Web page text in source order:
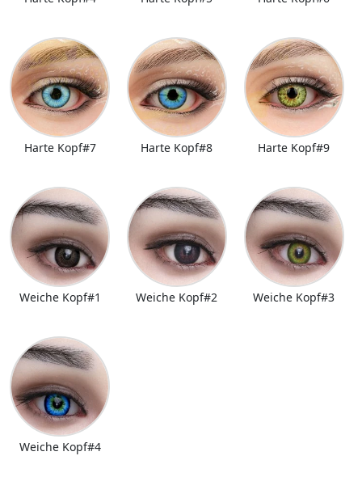
Harte Kopf#7 Harte Kopf#8 Harte Kopf#9
Weiche Kopf#1 Weiche Kopf#2 Weiche Kopf#3
Weiche Kopf#4